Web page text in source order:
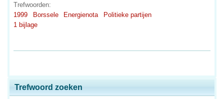
Trefwoorden:
1999
Borssele Energienota
Politieke partijen
1 bijlage
Trefwoord zoeken